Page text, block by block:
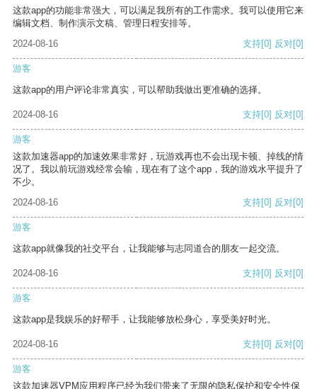
这款app的功能非常强大，可以满足我所有的工作需求。我可以使用它来
编辑文档、制作演示文稿、管理日程安排等。
2024-08-16
支持[0] 反对[0]
游客
这款app的用户评论非常真实，可以帮助我做出更准确的选择。
2024-08-16 支持[0] 反对[0]
游客
这款加速器app的加速效果非常好，玩游戏再也不会出现卡顿、掉线的情
况了。我以前玩游戏经常会输，现在有了这个app，我的游戏水平提升了
不少。
2024-08-16
支持[0] 反对[0]
游客
这款app就像我的社交平台，让我能够与志同道合的朋友一起交流。
2024-08-16 支持[0] 反对[0]
游客
这款app是我娱乐的好帮手，让我能够放松身心，享受美好时光。
2024-08-16 支持[0] 反对[0]
游客
这款加速器VPM应用程序已经为我们带来了无限的隐私保护和安全性保